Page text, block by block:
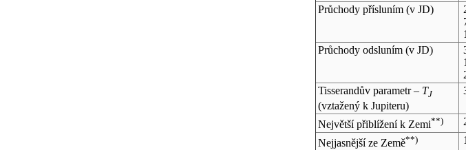
Průchody přísluním (v JD)
Průchody odsluním (v JD)
Tisserandův parametr – TJ
(vztažený k Jupiteru)
Největší přiblížení k Zemi**)
Nejjasnější ze Země**)